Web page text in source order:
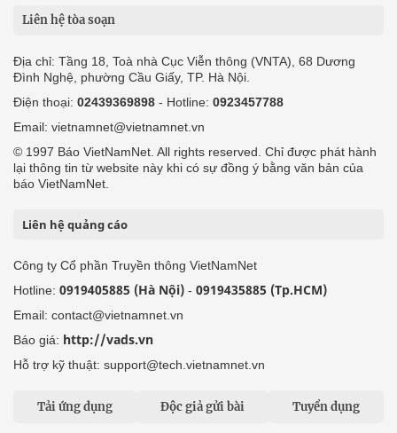
Liên hệ tòa soạn
Địa chỉ: Tầng 18, Toà nhà Cục Viễn thông (VNTA), 68 Dương
Đình Nghệ, phường Cầu Giấy, TP. Hà Nội.
Điện thoại: 02439369898 - Hotline: 0923457788
Email: vietnamnet@vietnamnet.vn
© 1997 Báo VietNamNet. All rights reserved. Chỉ được phát hành
lại thông tin từ website này khi có sự đồng ý bằng văn bản của
báo VietNamNet.
Liên hệ quảng cáo
Công ty Cổ phần Truyền thông VietNamNet
Hotline: 0919405885 (Hà Nội) - 0919435885 (Tp.HCM)
Email: contact@vietnamnet.vn
Báo giá: http://vads.vn
Hỗ trợ kỹ thuật: support@tech.vietnamnet.vn
Tải ứng dụng Độc giả gửi bài Tuyển dụng